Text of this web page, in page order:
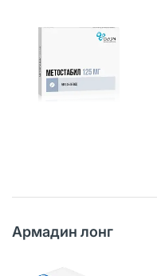
Армадин лонг